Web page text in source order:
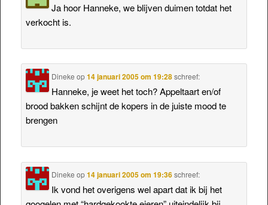
Ja hoor Hanneke, we blijven duimen totdat het
verkocht is.
Dineke op14 januari 2005 om 19:28 schreef:
Hanneke, je weet het toch? Appeltaart en/of
brood bakken schijnt de kopers in de juiste mood te
brengen
Dineke op14 januari 2005 om 19:36 schreef:
Ik vond het overigens wel apart dat ik bij het